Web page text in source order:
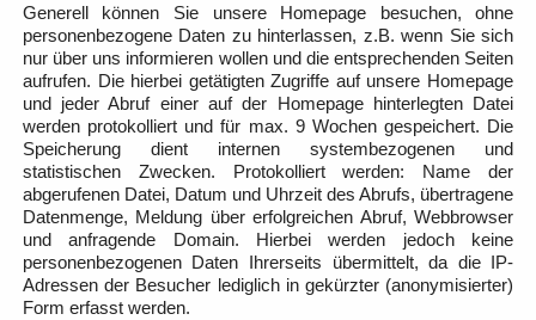
Generell können Sie unsere Homepage besuchen, ohne
personenbezogene Daten zu hinterlassen, z.B. wenn Sie sich
nur über uns informieren wollen und die entsprechenden Seiten
aufrufen. Die hierbei getätigten Zugriffe auf unsere Homepage
und jeder Abruf einer auf der Homepage hinterlegten Datei
werden protokolliert und für max. 9 Wochen gespeichert. Die
Speicherung dient internen systembezogenen und
statistischen Zwecken. Protokolliert werden: Name der
abgerufenen Datei, Datum und Uhrzeit des Abrufs, übertragene
Datenmenge, Meldung über erfolgreichen Abruf, Webbrowser
und anfragende Domain. Hierbei werden jedoch keine
personenbezogenen Daten Ihrerseits übermittelt, da die IP-
Adressen der Besucher lediglich in gekürzter (anonymisierter)
Form erfasst werden.